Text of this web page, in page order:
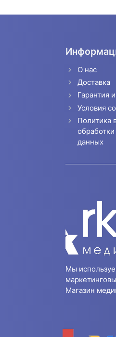
О нас
Доставка
Гарантия
Условия
Политика
данных
Мы
Магазин